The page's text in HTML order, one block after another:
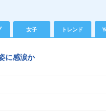
女子 トレンド
に感涙か